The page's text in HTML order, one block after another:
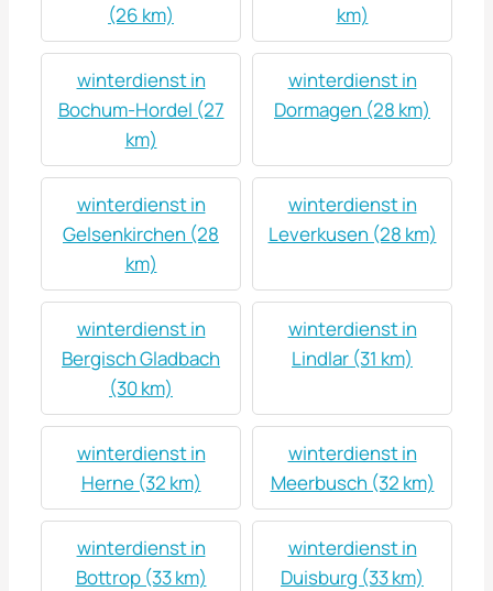
(26 km)
km)
winterdienst in
Bochum-Hordel (27
km)
winterdienst in
Dormagen (28 km)
winterdienst in
Gelsenkirchen (28
km)
winterdienst in
Leverkusen (28 km)
winterdienst in
Bergisch Gladbach
(30 km)
winterdienst in
Lindlar (31 km)
winterdienst in
Herne (32 km)
winterdienst in
Meerbusch (32 km)
winterdienst in
Bottrop (33 km)
winterdienst in
Duisburg (33 km)